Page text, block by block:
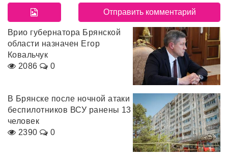
Врио губернатора Брянской
области назначен Егор
Ковальчук
2086
0
В Брянске после ночной атаки
беспилотников ВСУ ранены 13
человек
2390
0